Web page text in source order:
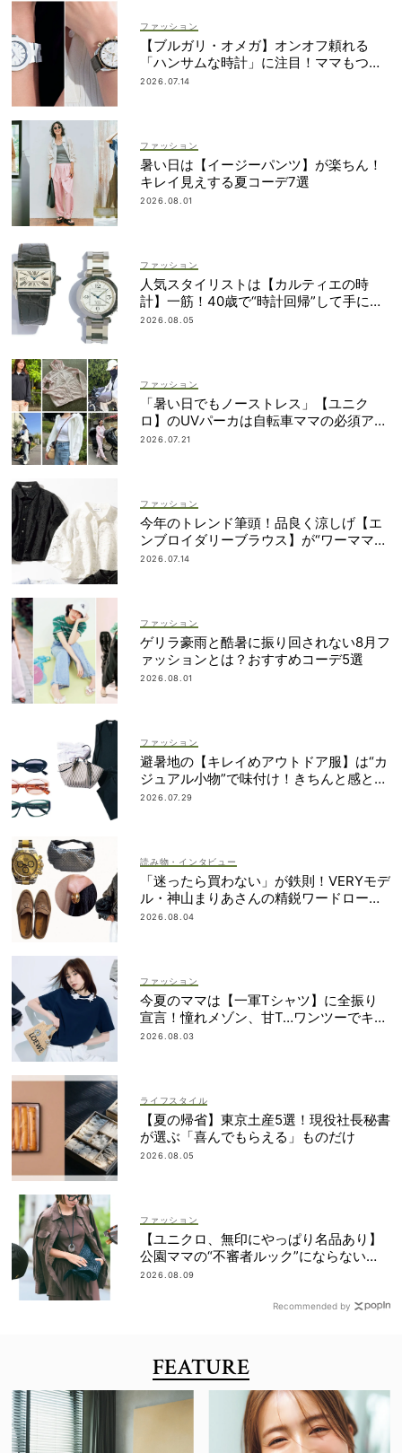
ファッション
【ブルガリ・オメガ】オンオフ頼れる
「ハンサムな時計」に注目！ママもつけ
やすいサイズ感って？
2026.07.14
ファッション
暑い日は【イージーパンツ】が楽ちん！
キレイ見えする夏コーデ7選
2026.08.01
ファッション
人気スタイリストは【カルティエの時
計】一筋！40歳で“時計回帰”して手に入
れた名品は？
2026.08.05
ファッション
「暑い日でもノーストレス」【ユニク
ロ】のUVパーカは自転車ママの必須アイ
テム！
2026.07.21
ファッション
今年のトレンド筆頭！品良く涼しげ【エ
ンブロイダリーブラウス】が“ワーママの
新定番”
2026.07.14
ファッション
ゲリラ豪雨と酷暑に振り回されない8月フ
ァッションとは？おすすめコーデ5選
2026.08.01
ファッション
避暑地の【キレイめアウトドア服】は“カ
ジュアル小物”で味付け！きちんと感との
バランスに注目
2026.07.29
読み物・インタビュー
「迷ったら買わない」が鉄則！VERYモデ
ル・神山まりあさんの精鋭ワードローブ1
2選
2026.08.04
ファッション
今夏のママは【一軍Tシャツ】に全振り
宣言！憧れメゾン、甘T…ワンツーでキマ
るものだけ
2026.08.03
ライフスタイル
【夏の帰省】東京土産5選！現役社長秘書
が選ぶ「喜んでもらえる」ものだけ
2026.08.05
ファッション
【ユニクロ、無印にやっぱり名品あり】
公園ママの“不審者ルック”にならない
『ガチUV対策』の正解
2026.08.09
Recommended by
FEATURE